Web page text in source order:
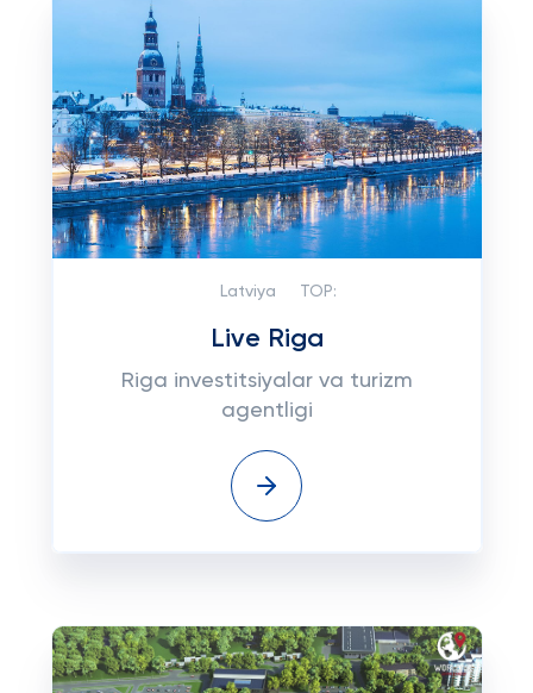
Latviya TOP:
Live Riga
Riga investitsiyalar va turizm
agentligi